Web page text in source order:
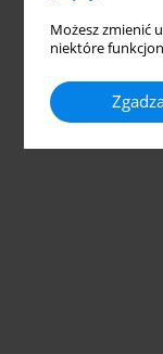
Możesz zmienić
niektóre